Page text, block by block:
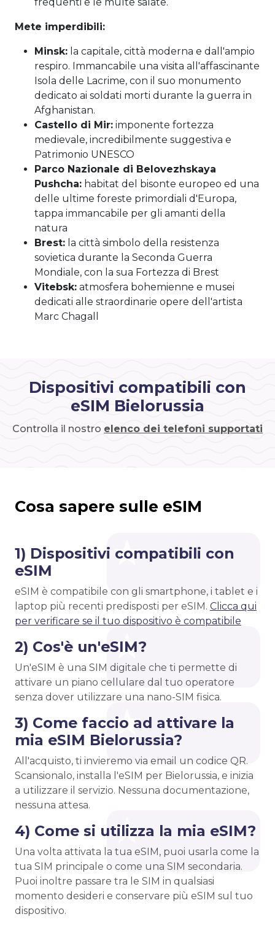
frequenti e le multe salate.
Mete imperdibili:
Minsk: la capitale, città moderna e dall'ampio
respiro. Immancabile una visita all'affascinante
Isola delle Lacrime, con il suo monumento
dedicato ai soldati morti durante la guerra in
Afghanistan.
Castello di Mir: imponente fortezza
medievale, incredibilmente suggestiva e
Patrimonio UNESCO
Parco Nazionale di Belovezhskaya
Pushcha: habitat del bisonte europeo ed una
delle ultime foreste primordiali d'Europa,
tappa immancabile per gli amanti della
natura
Brest: la città simbolo della resistenza
sovietica durante la Seconda Guerra
Mondiale, con la sua Fortezza di Brest
Vitebsk: atmosfera bohemienne e musei
dedicati alle straordinarie opere dell'artista
Marc Chagall
Dispositivi compatibili con
eSIM Bielorussia
Controlla il nostro elenco dei telefoni supportati
Cosa sapere sulle eSIM
1) Dispositivi compatibili con
eSIM
eSIM è compatibile con gli smartphone, i tablet e i
laptop più recenti predisposti per eSIM. Clicca qui
per verificare se il tuo dispositivo è compatibile
2) Cos'è un'eSIM?
Un'eSIM è una SIM digitale che ti permette di
attivare un piano cellulare dal tuo operatore
senza dover utilizzare una nano-SIM fisica.
3) Come faccio ad attivare la
mia eSIM Bielorussia?
All'acquisto, ti invieremo via email un codice QR.
Scansionalo, installa l'eSIM per Bielorussia, e inizia
a utilizzare il servizio. Nessuna documentazione,
nessuna attesa.
4) Come si utilizza la mia eSIM?
Una volta attivata la tua eSIM, puoi usarla come la
tua SIM principale o come una SIM secondaria.
Puoi inoltre passare tra le SIM in qualsiasi
momento desideri e conservare più eSIM sul tuo
dispositivo.